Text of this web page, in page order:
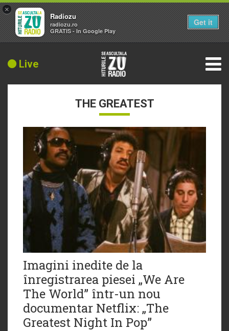
Live
THE GREATEST
Imagini inedite de la
înregistrarea piesei „We Are
The World” într-un nou
documentar Netflix: „The
Greatest Night In Pop”
×
Radiozu
radiozu.ro
GRATIS - In Google Play
Get it